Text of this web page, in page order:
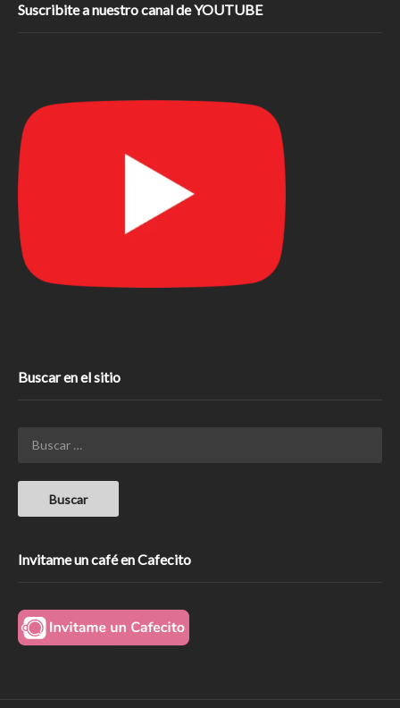
Suscribite a nuestro canal de YOUTUBE
Buscar en el sitio
Invitame un café en Cafecito